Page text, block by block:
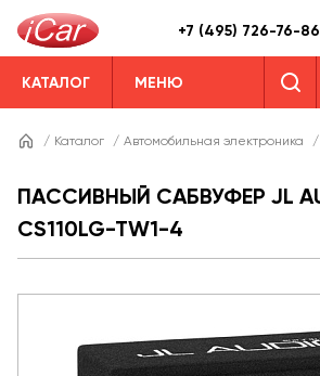
+7 (495) 726-76-86
КАТАЛОГ МЕНЮ
/ Каталог / Автомобильная электроника /
ПАССИВНЫЙ САБВУФЕР JL
CS110LG-TW1-4